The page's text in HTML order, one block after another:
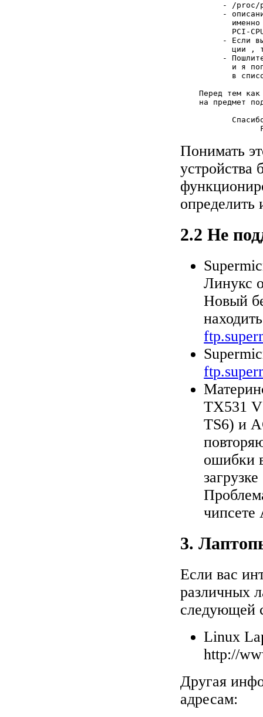
- /proc/
-
PCI-
- Если
ции ,
-
и я
в
Перед тем
на предмет
Понимать
устройства
определить
2.2 Не
Линукс
Новый
TX531
TS6) и
ошибки
чипсете
3.
Если вас
различных
следующей
Linux
http://
Другая
адресам: